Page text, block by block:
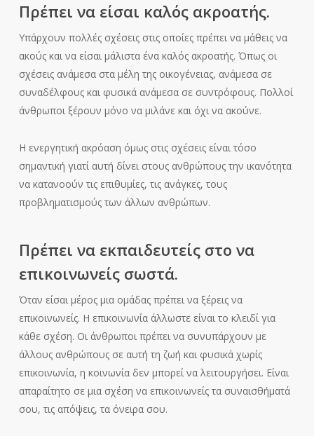
Πρέπει να είσαι καλός ακροατής.
Υπάρχουν πολλές σχέσεις στις οποίες πρέπει να μάθεις να
ακούς και να είσαι μάλιστα ένα καλός ακροατής. Όπως οι
σχέσεις ανάμεσα στα μέλη της οικογένειας, ανάμεσα σε
συναδέλφους και φυσικά ανάμεσα σε συντρόφους. Πολλοί
άνθρωποι ξέρουν μόνο να μιλάνε και όχι να ακούνε.
Η ενεργητική ακρόαση όμως στις σχέσεις είναι τόσο
σημαντική γιατί αυτή δίνει στους ανθρώπους την ικανότητα
να κατανοούν τις επιθυμίες, τις ανάγκες, τους
προβληματισμούς των άλλων ανθρώπων.
Πρέπει να εκπαιδευτείς στο να
επικοινωνείς σωστά.
Όταν είσαι μέρος μια ομάδας πρέπει να ξέρεις να
επικοινωνείς. Η επικοινωνία άλλωστε είναι το κλειδί για
κάθε σχέση. Οι άνθρωποι πρέπει να συνυπάρχουν με
άλλους ανθρώπους σε αυτή τη ζωή και φυσικά χωρίς
επικοινωνία, η κοινωνία δεν μπορεί να λειτουργήσει. Είναι
απαραίτητο σε μια σχέση να επικοινωνείς τα συναισθήματά
σου, τις απόψεις, τα όνειρα σου.